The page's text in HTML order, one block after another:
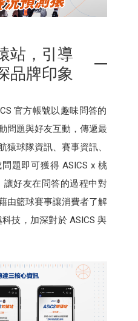
站，引導
品牌印象
官方帳號以趣味問答的
問題與好友互動，傳遞最
猿球隊資訊、賽事資訊、
題即可獲得 ASICS x 桃
讓好友在問答的過程中對
由籃球賽事讓消費者了解
技，加深對於 ASICS 與